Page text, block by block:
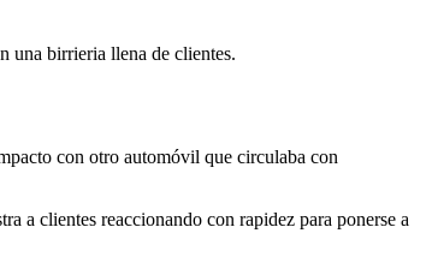
una birrieria llena de clientes.
con otro automóvil que circulaba con
a clientes reaccionando con rapidez para ponerse a